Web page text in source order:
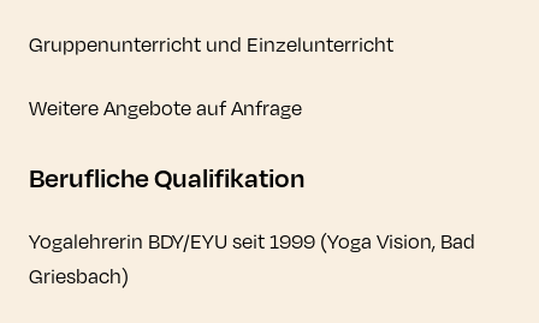
Gruppenunterricht und Einzelunterricht
Weitere Angebote auf Anfrage
Berufliche Qualifikation
Yogalehrerin BDY/EYU seit 1999 (Yoga Vision, Bad
Griesbach)